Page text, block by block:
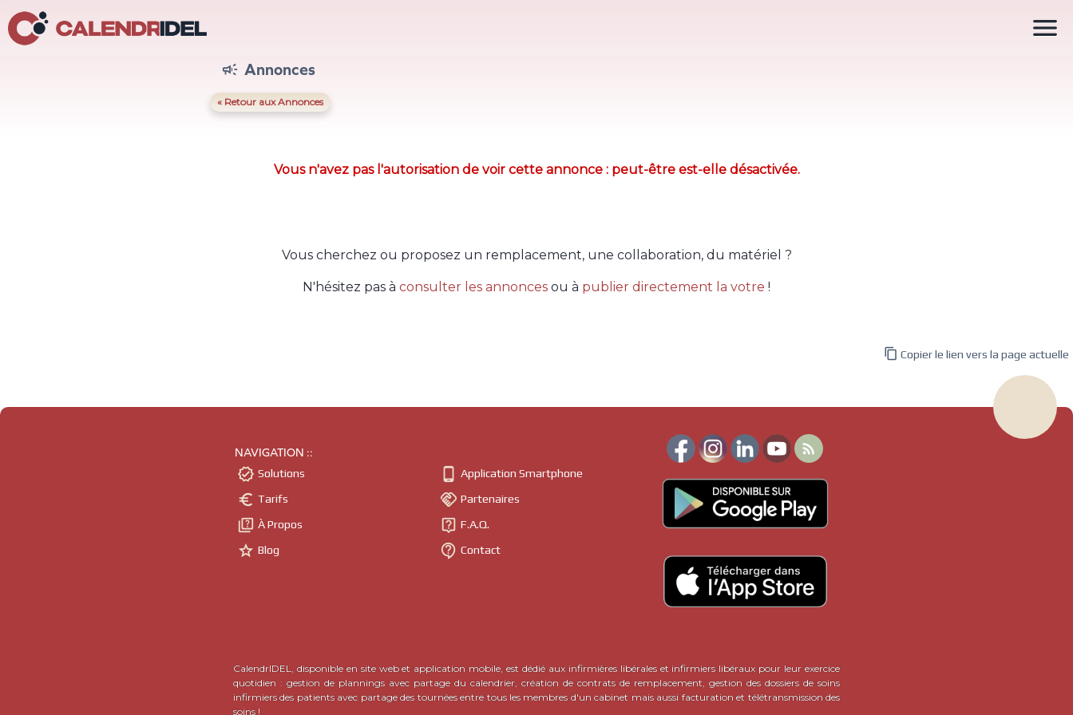
 Annonces
« Retour aux Annonces
Vous n'avez pas l'autorisation de voir cette annonce : peut-être est-elle désactivée.
Vous cherchez ou proposez un remplacement, une collaboration, du matériel ?
N'hésitez pas à consulter les annonces ou à publier directement la votre !

 Copier le lien vers la page actuelle
NAVIGATION ::
 Solutions
 Tarifs
 À Propos
 Blog
 Application Smartphone
 Partenaires
 F.A.Q.
 Contact

CalendrIDEL, disponible en site web et application mobile, est dédié aux infirmières libérales et infirmiers libéraux pour leur exercice
quotidien : gestion de plannings avec partage du calendrier, création de contrats de remplacement, gestion des dossiers de soins
infirmiers des patients avec partage des tournées entre tous les membres d'un cabinet mais aussi facturation et télétransmission des
soins !